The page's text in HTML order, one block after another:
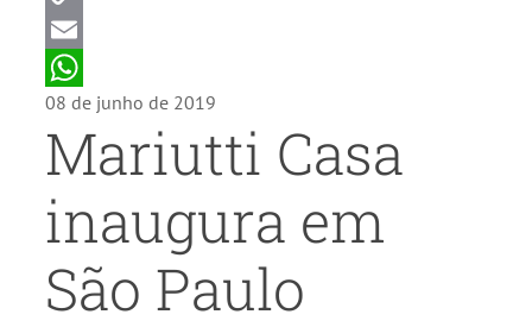
Copy
Link
Email
WhatsApp
08 de junho de 2019
Mariutti Casa
inaugura em
São Paulo